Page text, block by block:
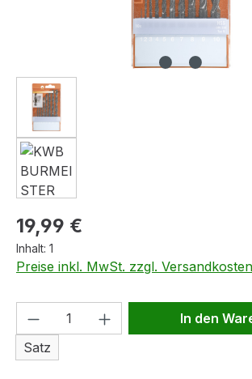
Regulärer Preis:
19,99 €
Inhalt: 1
Preise inkl. MwSt. zzgl. Versandkosten
Produkt Anzahl: Gib den
Satz
In den